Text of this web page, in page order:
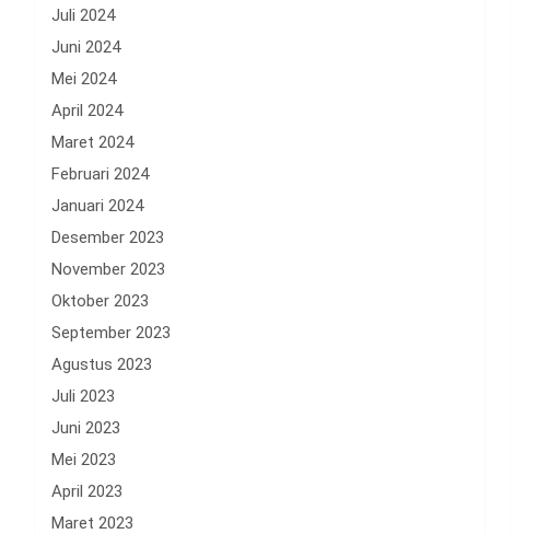
Juli 2024
Juni 2024
Mei 2024
April 2024
Maret 2024
Februari 2024
Januari 2024
Desember 2023
November 2023
Oktober 2023
September 2023
Agustus 2023
Juli 2023
Juni 2023
Mei 2023
April 2023
Maret 2023